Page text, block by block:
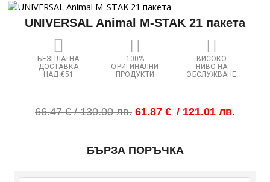
UNIVERSAL Animal M-STAK 21 пакета
БЕЗПЛАТНА
ДОСТАВКА
НАД €51
100%
ОРИГИНАЛНИ
ПРОДУКТИ
ВИСОКО
НИВО НА
ОБСЛУЖВАНЕ
66.47€/ 130.00 лв.
Original
130.00 лв..
61.87 € / 121.01 лв.
Текущата
121.01 лв..
Animal
БЪРЗА ПОРЪЧКА